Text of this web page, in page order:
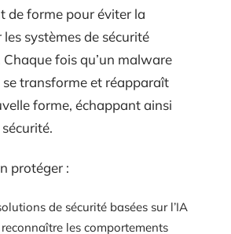
de forme pour éviter la
systèmes de sécurité
fois qu’un malware
se transforme et réapparaît
forme, échappant ainsi
protéger :
de sécurité basées sur l’IA
les comportements